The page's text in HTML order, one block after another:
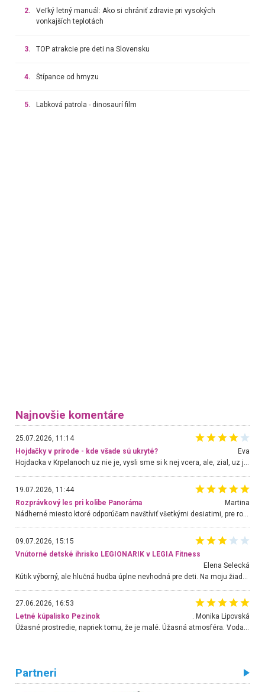
2.
Veľký letný manuál: Ako si chrániť zdravie pri vysokých
vonkajších teplotách
3. TOP atrakcie pre deti na Slovensku
4. Štípance od hmyzu
5. Labková patrola - dinosaurí film
Najnovšie komentáre
25.07.2026, 11:14
Hojdačky v prírode - kde všade sú ukryté?
Eva
Hojdacka v Krpelanoch uz nie je, vysli sme si k nej vcera, ale, zial, uz je znicena. Ak sem planujete cestu len kvoli hojdacke, mozete si ju usetrit. Krasny vyhlad je tu vsak aj bez hojdacky :-)
19.07.2026, 11:44
Rozprávkový les pri kolibe Panoráma
Martina
Nádherné miesto ktoré odporúčam navštíviť všetkými desiatimi, pre rodiny s deťmi, dôchodcom... Proste a jednoducho ozaj rozprávkový les.. určite ešte prídeme. Odniesli sme si na pamiatku krásne tričká,
09.07.2026, 15:15
Vnútorné detské ihrisko LEGIONARIK v LEGIA Fitness
Elena Selecká
27.06.2026, 16:53
Letné kúpalisko Pezinok
. Monika Lipovská
Úžasné prostredie, napriek tomu, že je malé. Úžasná atmosféra. Voda fantastická a nádherná. Ľudí je pomerne veľa, ale su mili a ohľaduplní. Je veľmi zaujímavé sledovať, ako dokážu spolu športovať cudzí ľudia a bez ohľadu na vek. Vládne tu pohoda. Vnuka neviem dostať z vody. Ďakujem za krásny deň . Urcite sa sem vrátim. Jediný problém je s parkovaním, ale aj ten sa mi podarilo vyriešiť. Monika Bratislava
Partneri